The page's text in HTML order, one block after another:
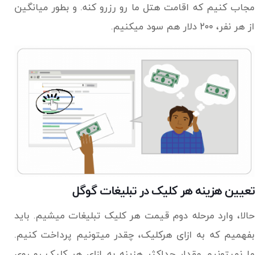
مجاب کنیم که اقامت هتل ما رو رزرو کنه. و بطور میانگین
از هر نفر، ۲۰۰ دلار هم سود میکنیم.
تعیین هزینه هر کلیک در تبلیغات گوگل
حالا، وارد مرحله‌ دوم قیمت هر کلیک تبلیغات میشیم. باید
بفهمیم که به ازای هرکلیک، چقدر میتونیم پرداخت کنیم.